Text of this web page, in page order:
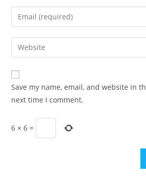
name
comment
Enter
your
email
address
comment
Enter
your
website
URL
(optional)
Save my name, email, and website in
next time I comment.
6 ×6 =